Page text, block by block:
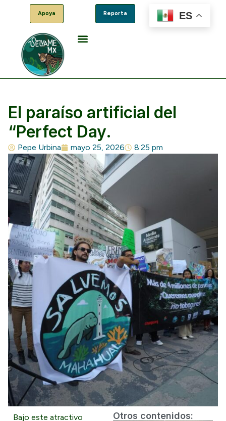
Apoya Reporta ES
El paraíso artificial del
“Perfect Day.
Pepe Urbina mayo 25, 2026 8:25 pm
Bajo este atractivo
Otros contenidos: